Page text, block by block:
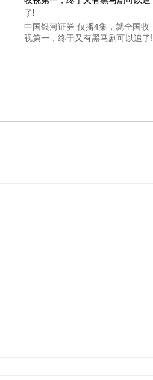
中国银河证券 仅播4集，就全国收
视第一，终于又有黑马剧可以追了!